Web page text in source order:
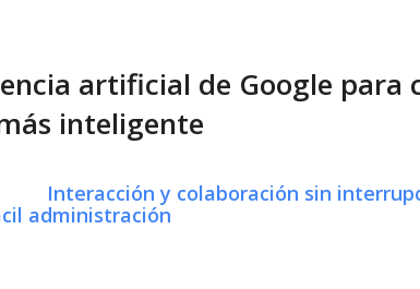
artificial de Google para
inteligente
Interacción y colaboración sin
administración